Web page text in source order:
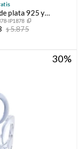
plata 925 y
IP1878
$5.875
30